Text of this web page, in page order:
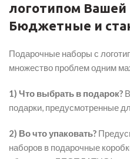
логотипом Вашей
Бюджетные и
Подарочные наборы с
множество проблем одним
1) Что выбрать в подарок?
подарки, предусмотренные
2) Во что упаковать?
наборов в подарочные